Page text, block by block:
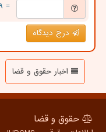
= ۹ بعلاوه ۵
درج دیدگاه
اخبار حقوق و قضا
حقوق و قضا